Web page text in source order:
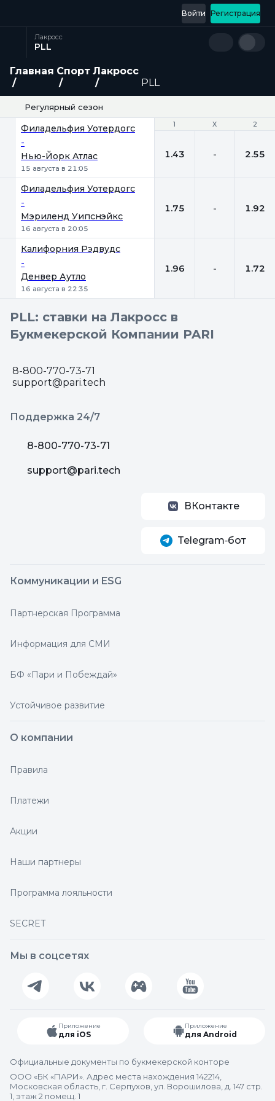
Регистрация
Войти
Лакросс
PLL
Главная Спорт Лакросс
PLL
Регулярный сезон
1 Х 2
Филадельфия Уотердогс
-
Нью-Йорк Атлас
15 августа в 21:05
1 Х 2
1.43 - 2.55
Филадельфия Уотердогс
-
Мэриленд Уипснэйкс
16 августа в 20:05
1.75 - 1.92
Калифорния Рэдвудс
-
Денвер Аутло
16 августа в 22:35
1.96 - 1.72
PLL: ставки на Лакросс в
Букмекерской Компании PARI
8-800-770-73-71
support@pari.tech
Поддержка 24/7
8-800-770-73-71
support@pari.tech
ВКонтакте
Telegram‑бот
Коммуникации и ESG
Партнерская Программа
Информация для СМИ
БФ «Пари и Побеждай»
Устойчивое развитие
О компании
Правила
Платежи
Акции
Наши партнеры
Программа лояльности
SECRET
Мы в соцсетях
Приложение
для iOS
Приложение
для Android
Официальные документы по букмекерской конторе
ООО «БК «ПАРИ». Адрес места нахождения 142214,
Московская область, г. Серпухов, ул. Ворошилова, д. 147 стр.
1, этаж 2 помещ. 1